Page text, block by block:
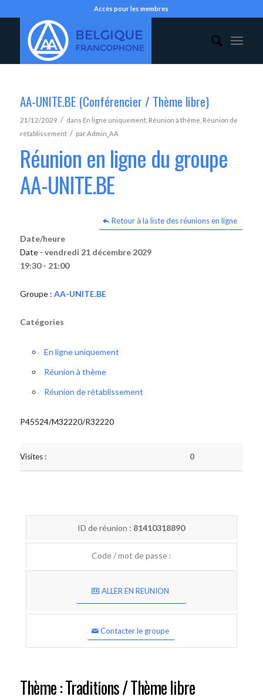
Accès pour les membres
AA-UNITE.BE (Conférencier / Thème libre)
21/12/2029 / dans En ligne uniquement, Réunion à thème Réunion de
rétablissement / parAdmin_AA
Réunion en ligne du groupe
AA-UNITE.BE
Retour à la liste des réunions en ligne
Date/heure
Date - vendredi 21 décembre 2029
19:30 - 21:00
Groupe : AA-UNITE.BE
Catégories
En ligne uniquement
Réunion à thème
Réunion de rétablissement
P45524/M32220/R32220
Visites : 0
ID de réunion : 81410318890
Code / mot de passe :
ALLER EN REUNION
Contacter le groupe
Thème : Traditions / Thème libre